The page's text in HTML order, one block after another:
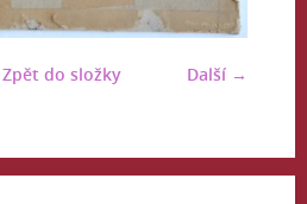
Další →
Zpět do složky